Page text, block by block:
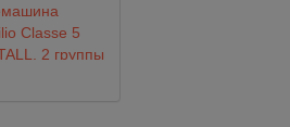
Classe 5
2 группы